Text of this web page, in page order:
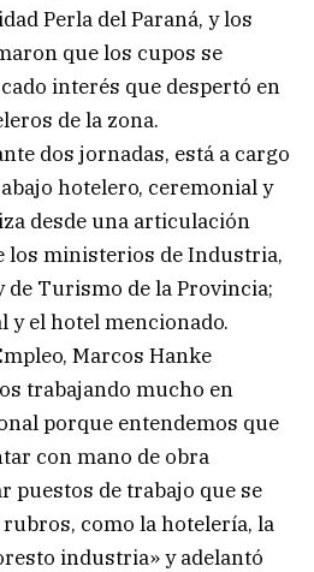
Perla del Paraná, y los
que los cupos se
interés que despertó en
de la zona.
dos jornadas, está a cargo
hotelero, ceremonial y
desde una articulación
los ministerios de Industria,
de Turismo de la Provincia;
y el hotel mencionado.
Marcos Hanke
trabajando mucho en
porque entendemos que
con mano de obra
puestos de trabajo que se
como la hotelería, la
industria» y adelantó